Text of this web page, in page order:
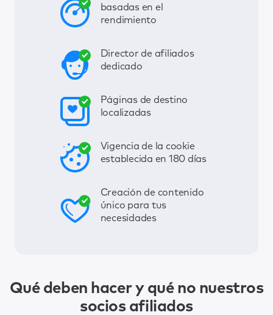
basadas en el
rendimiento
Director de afiliados
dedicado
Páginas de destino
localizadas
Vigencia de la cookie
establecida en 180 días
Creación de contenido
único para tus
necesidades
Qué deben hacer y qué no nuestros
socios afiliados